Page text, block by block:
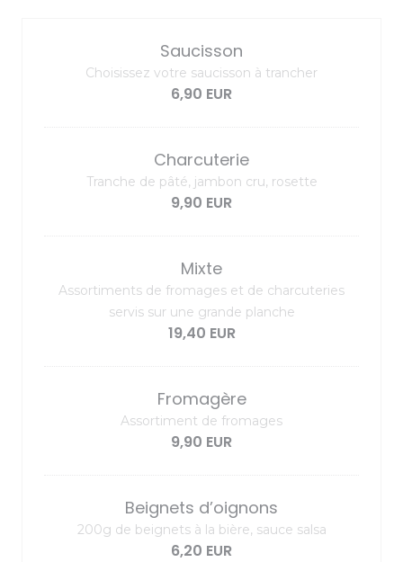
Saucisson
Choisissez votre saucisson à trancher
6,90 EUR
Charcuterie
Tranche de pâté, jambon cru, rosette
9,90 EUR
Mixte
Assortiments de fromages et de charcuteries
servis sur une grande planche
19,40 EUR
Fromagère
Assortiment de fromages
9,90 EUR
Beignets d’oignons
200g de beignets à la bière, sauce salsa
6,20 EUR